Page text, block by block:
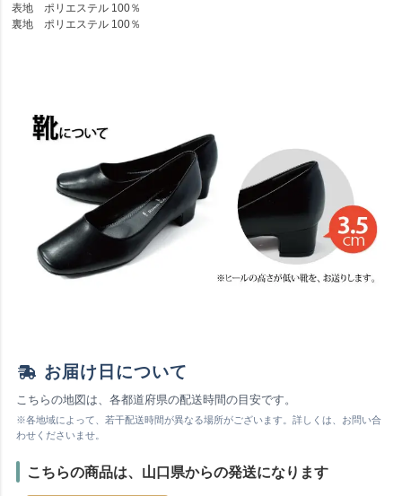
表地 ポリエステル 100％
裏地 ポリエステル 100％
お届け日について
こちらの地図は、各都道府県の配送時間の目安です。
※各地域によって、若干配送時間が異なる場所がございます。詳しくは、お問い合
わせくださいませ。
こちらの商品は、山口県からの発送になります